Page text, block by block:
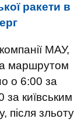
ракети в
МАУ,
маршрутом
о 6:00 за
за київським
після зльоту